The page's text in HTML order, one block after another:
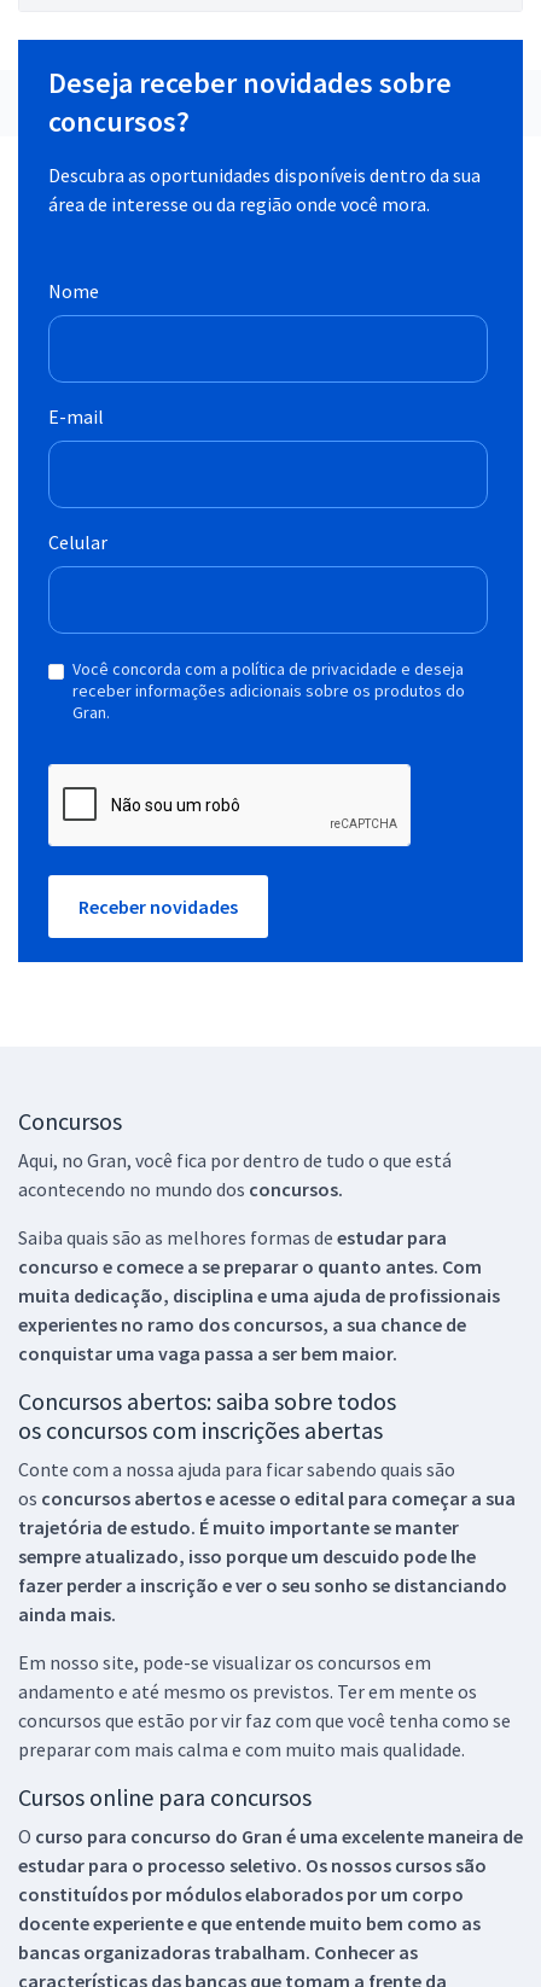
Deseja receber novidades sobre
concursos?
Descubra as oportunidades disponíveis dentro da sua
área de interesse ou da região onde você mora.
Nome
E-mail
Celular
Você concorda com a política de privacidade e deseja
receber informações adicionais sobre os produtos do
Gran.
Receber novidades
Concursos
Aqui, no Gran, você fica por dentro de tudo o que está
acontecendo no mundo dos concursos.
Saiba quais são as melhores formas de estudar para
concurso e comece a se preparar o quanto antes. Com
muita dedicação, disciplina e uma ajuda de profissionais
experientes no ramo dos concursos, a sua chance de
conquistar uma vaga passa a ser bem maior.
Concursos abertos: saiba sobre todos
os concursos com inscrições abertas
Conte com a nossa ajuda para ficar sabendo quais são
os concursos abertos e acesse o edital para começar a sua
trajetória de estudo. É muito importante se manter
sempre atualizado, isso porque um descuido pode lhe
fazer perder a inscrição e ver o seu sonho se distanciando
ainda mais.
Em nosso site, pode-se visualizar os concursos em
andamento e até mesmo os previstos. Ter em mente os
concursos que estão por vir faz com que você tenha como se
preparar com mais calma e com muito mais qualidade.
Cursos online para concursos
O curso para concurso do Gran é uma excelente maneira de
estudar para o processo seletivo. Os nossos cursos são
constituídos por módulos elaborados por um corpo
docente experiente e que entende muito bem como as
bancas organizadoras trabalham. Conhecer as
características das bancas que tomam a frente da